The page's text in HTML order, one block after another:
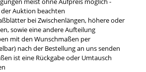
Auktion beachten
bei Zwischenlängen, höhere oder
sowie eine andere Aufteilung
mit den Wunschmaßen per
nach der Bestellung an uns senden
ist eine Rückgabe oder Umtausch